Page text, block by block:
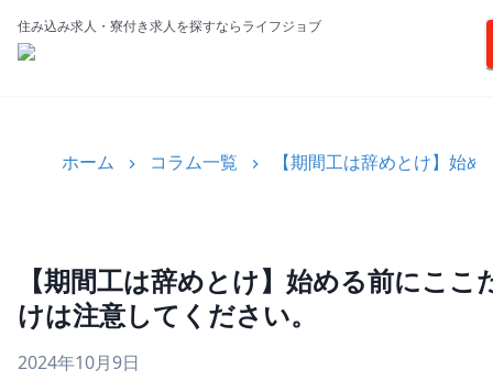
住み込み求人・寮付き求人を探すならライフジョブ
ホーム コラム一覧 【期間工は辞めとけ】始
【期間工は辞めとけ】始める前にここ
けは注意してください。
2024年10月9日